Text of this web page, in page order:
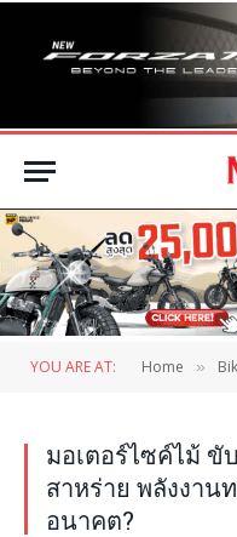
YOU ARE AT: Home »
มอเตอร์ไซค์ไม้ ขั
สาหร่าย พลังงาน
อนาคต?